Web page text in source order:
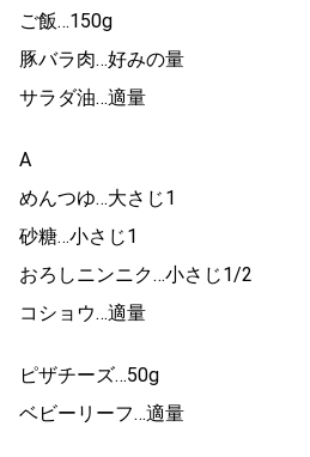
ご飯…150g
豚バラ肉…好みの量
サラダ油…適量
A
めんつゆ…大さじ1
砂糖…小さじ1
おろしニンニク…小さじ1/2
コショウ…適量
ピザチーズ…50g
ベビーリーフ…適量